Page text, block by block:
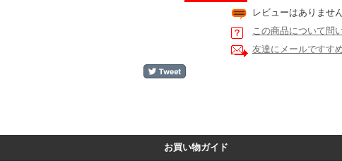
レビューはありませ
この商品について問
友達にメールですす
お買い物ガイド